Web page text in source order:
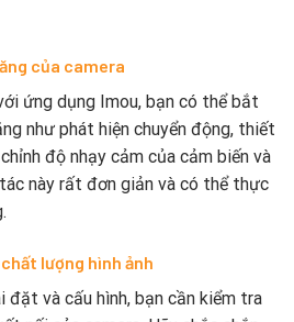
của camera
ứng dụng Imou, bạn có thể bắt
như phát hiện chuyển động, thiết
độ nhạy cảm của cảm biến và
này rất đơn giản và có thể thực
lượng hình ảnh
đặt và cấu hình, bạn cần kiểm tra